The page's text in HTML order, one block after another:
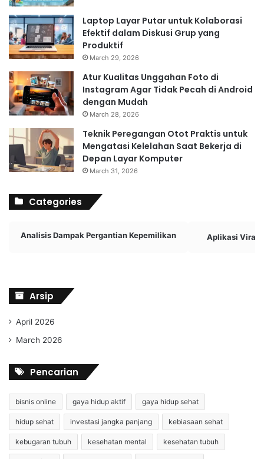
Laptop Layar Putar untuk Kolaborasi
Efektif dalam Diskusi Grup yang
Produktif
March 29, 2026
Atur Kualitas Unggahan Foto di
Instagram Agar Tidak Pecah di Android
dengan Mudah
March 28, 2026
Teknik Peregangan Otot Praktis untuk
Mengatasi Kelelahan Saat Bekerja di
Depan Layar Komputer
March 31, 2026
Categories
Analisis Dampak Pergantian Kepemilikan Aplikasi Viral
Arsip
April 2026
March 2026
Pencarian
bisnis online gaya hidup aktif gaya hidup sehat
hidup sehat investasi jangka panjang kebiasaan sehat
kebugaran tubuh kesehatan mental kesehatan tubuh